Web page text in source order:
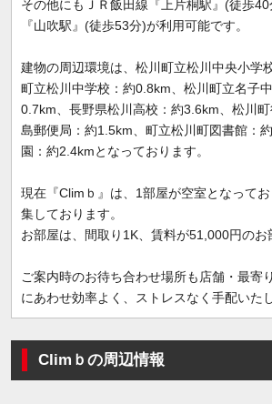
その他にもＪＲ飯田線『上片桐駅』(徒歩
『山吹駅』(徒歩53分)が利用可能です。
建物の周辺環境は、松川町立松川中央小学
町立松川中学校：約0.8km、松川町立名子
0.7km、長野県松川高校：約3.6km、松川
島郵便局：約1.5km、町立松川町図書館：
園：約2.4kmとなっております。
現在『Climｂ』は、1部屋が空室となって
集しております。
お部屋は、間取り1K、賃料が51,000円のお
ご案内時のお待ち合わせ場所も店舗・最寄
にあわせ効率よく、ストレスなく手配いた
Climｂの周辺情報